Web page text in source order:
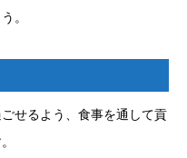
。
せるよう、食事を通して貢